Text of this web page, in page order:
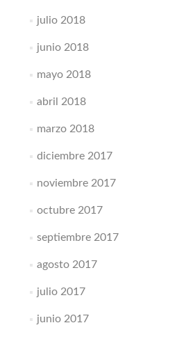
julio 2018
junio 2018
mayo 2018
abril 2018
marzo 2018
diciembre 2017
noviembre 2017
octubre 2017
septiembre 2017
agosto 2017
julio 2017
junio 2017